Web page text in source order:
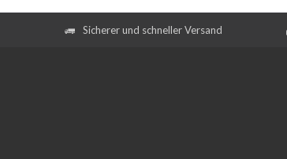
Sicherer und schneller Versand